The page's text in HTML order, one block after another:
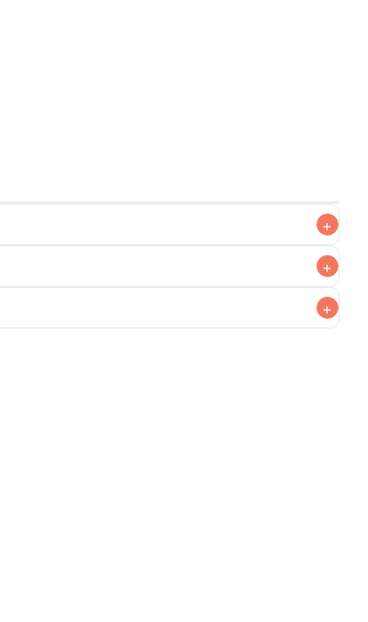
+
+
+
召し上がりください。